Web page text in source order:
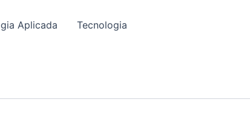
Aplicada Tecnologia